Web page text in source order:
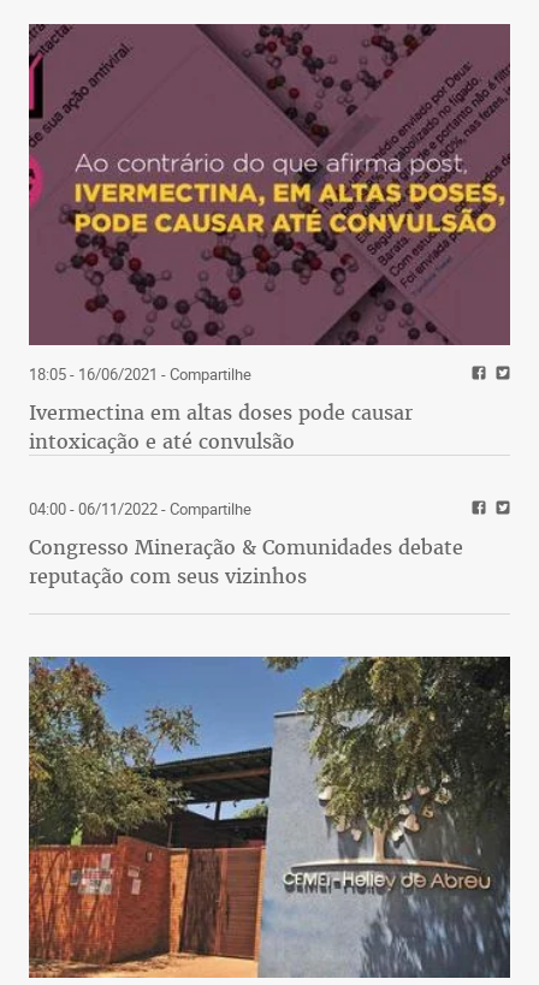
18:05 - 16/06/2021 - Compartilhe
Ivermectina em altas doses pode causar
intoxicação e até convulsão
04:00 - 06/11/2022- Compartilhe
Congresso Mineração & Comunidades debate
reputação com seus vizinhos